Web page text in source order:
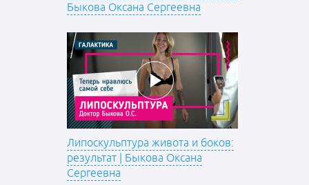
Быкова Оксана Сергеевна
Липоскульптура живота и боков:
результат | Быкова Оксана
Сергеевна